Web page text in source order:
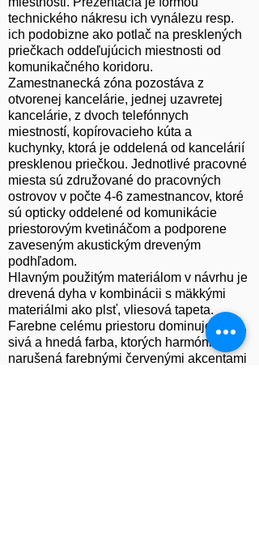
technického nákresu ich vynálezu resp.
ich podobizne ako potlač na presklených
priečkach oddeľujúcich miestnosti od
komunikačného koridoru.
Zamestnanecká zóna pozostáva z
otvorenej kancelárie, jednej uzavretej
kancelárie, z dvoch telefónnych
miestností, kopírovacieho kúta a
kuchynky, ktorá je oddelená od kancelárií
presklenou priečkou. Jednotlivé pracovné
miesta sú združované do pracovných
ostrovov v počte 4-6 zamestnancov, ktoré
sú opticky oddelené od komunikácie
priestorovým kvetináčom a podporene
zaveseným akustickým dreveným
podhľadom.
Hlavným použitým materiálom v návrhu je
drevená dyha v kombinácii s mäkkými
materiálmi ako plsť, vliesová tapeta.
Farebne celému priestoru dominuje biela,
sivá a hnedá farba, ktorých harmónia je
narušená farebnými červenými akcentami